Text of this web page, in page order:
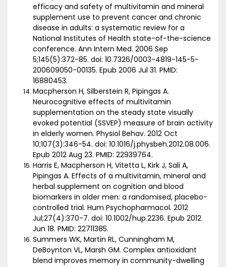
efficacy and safety of multivitamin and mineral
supplement use to prevent cancer and chronic
disease in adults: a systematic review for a
National Institutes of Health state-of-the-science
conference. Ann Intern Med. 2006 Sep
5;145(5):372-85. doi: 10.7326/0003-4819-145-5-
200609050-00135. Epub 2006 Jul 31. PMID:
16880453.
Macpherson H, Silberstein R, Pipingas A.
Neurocognitive effects of multivitamin
supplementation on the steady state visually
evoked potential (SSVEP) measure of brain activity
in elderly women. Physiol Behav. 2012 Oct
10;107(3):346-54. doi: 10.1016/j.physbeh.2012.08.006.
Epub 2012 Aug 23. PMID: 22939764.
Harris E, Macpherson H, Vitetta L, Kirk J, Sali A,
Pipingas A. Effects of a multivitamin, mineral and
herbal supplement on cognition and blood
biomarkers in older men: a randomised, placebo-
controlled trial. Hum Psychopharmacol. 2012
Jul;27(4):370-7. doi: 10.1002/hup.2236. Epub 2012
Jun 18. PMID: 22711385.
Summers WK, Martin RL, Cunningham M,
DeBoynton VL, Marsh GM. Complex antioxidant
blend improves memory in community-dwelling